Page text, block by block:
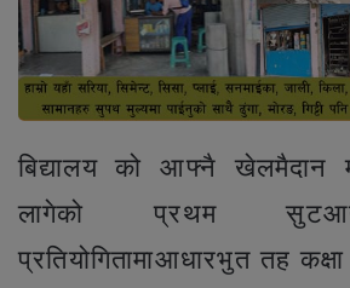
बिद्यालय को आफ्नै खेलमैदान
लागेको प्रथम
प्रतियोगितामाआधारभुत तह